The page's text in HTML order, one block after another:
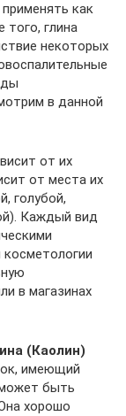
как
того, глина
некоторых
в данной
от их
от места их
голубой,
Каждый вид
в магазинах
(Каолин)
имеющий
быть
хорошо